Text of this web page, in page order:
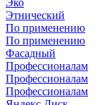
Эко
Этнический
По применению
По применению
Фасадный
Профессионалам
Профессионалам
Профессионалам